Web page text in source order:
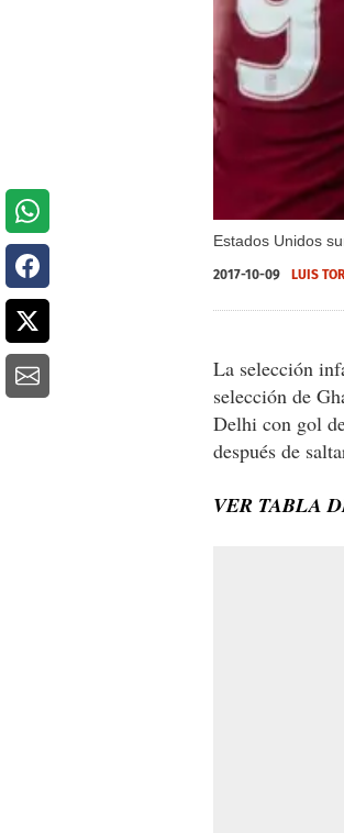
Estados Unidos
2017-10-09 LUIS
La selección
selección de
Delhi con gol
después de
VER TABLA